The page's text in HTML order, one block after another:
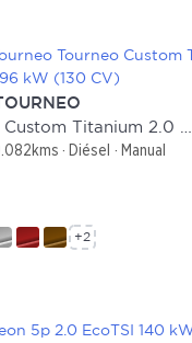
Diésel
Manual
+2